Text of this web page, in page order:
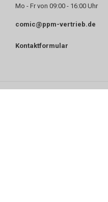
Mo - Fr von 09:00 - 16:00 Uhr
comic@ppm-vertrieb.de
Kontaktformular